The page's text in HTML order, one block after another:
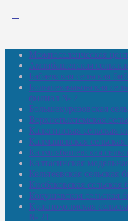
Межпоселенческая
Амзибашевская
Бабаевская сельская
Большекачаковская
филиал № 7
Большекуразовская
Верхнетыхтемская
Калегинская сельская
Калмашевская
Калмиябашевская
Калтасинская
Кельтеевская
Киебаковская
Кокушевская сельская
Краснохолмская
№ 21